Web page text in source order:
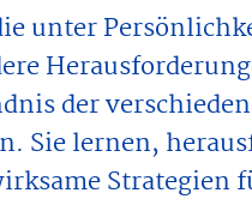
unter
der
Sie lernen,
Strategien